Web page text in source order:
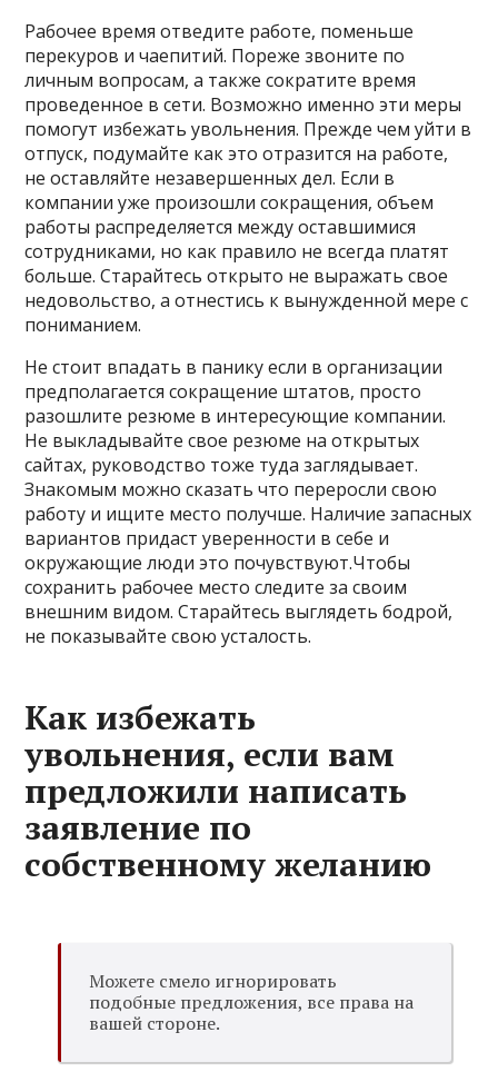
Рабочее время отведите работе, поменьше
перекуров и чаепитий. Пореже звоните по
личным вопросам, а также сократите время
проведенное в сети. Возможно именно эти меры
помогут избежать увольнения. Прежде чем уйти в
отпуск, подумайте как это отразится на работе,
не оставляйте незавершенных дел. Если в
компании уже произошли сокращения, объем
работы распределяется между оставшимися
сотрудниками, но как правило не всегда платят
больше. Старайтесь открыто не выражать свое
недовольство, а отнестись к вынужденной мере с
пониманием.
Не стоит впадать в панику если в организации
предполагается сокращение штатов, просто
разошлите резюме в интересующие компании.
Не выкладывайте свое резюме на открытых
сайтах, руководство тоже туда заглядывает.
Знакомым можно сказать что переросли свою
работу и ищите место получше. Наличие запасных
вариантов придаст уверенности в себе и
окружающие люди это почувствуют.Чтобы
сохранить рабочее место следите за своим
внешним видом. Старайтесь выглядеть бодрой,
не показывайте свою усталость.
Как избежать
увольнения, если вам
предложили написать
заявление по
собственному желанию
Можете смело игнорировать
подобные предложения, все права на
вашей стороне.